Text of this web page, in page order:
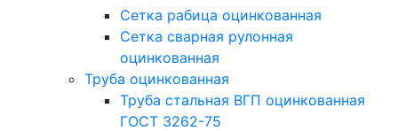
Сетка рабица оцинкованная
Сетка сварная рулонная
оцинкованная
Труба оцинкованная
Труба стальная ВГП оцинкованная
ГОСТ 3262-75